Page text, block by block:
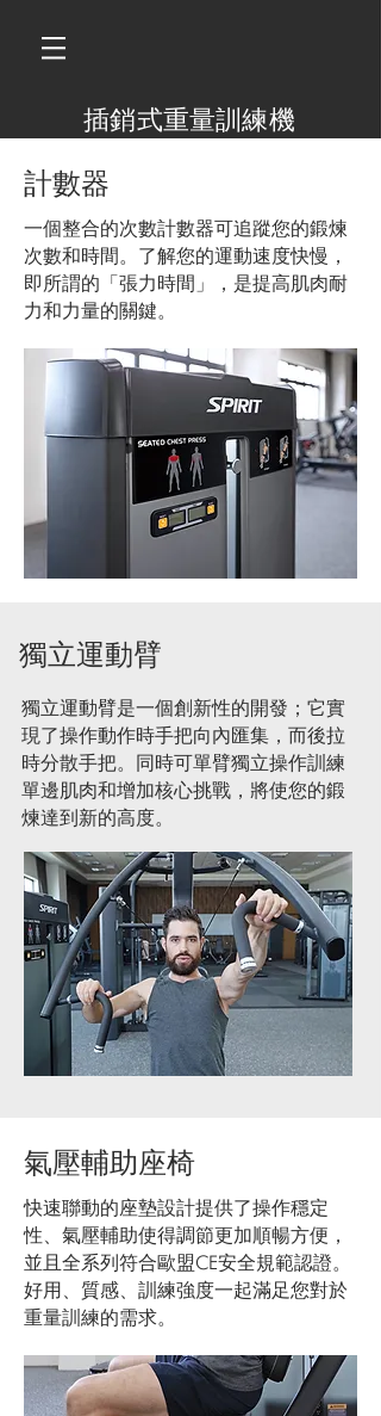
​插銷式重量訓練機
計數器
一個整合的次數計數器可追蹤您的鍛煉
次數和時間。了解您的運動速度快慢，
即所謂的「張力時間」，是提高肌肉耐
力和力量的關鍵。
獨立運動臂
獨立運動臂是一個創新性的開發；它實
現了操作動作時手把向內匯集，而後拉
時分散手把。同時可單臂獨立操作訓練
單邊肌肉和增加核心挑戰，將使您的鍛
煉達到新的高度。
氣壓輔助座椅
快速聯動的座墊設計提供了操作穩定
性、氣壓輔助使得調節更加順暢方便，
並且全系列符合歐盟CE安全規範認證。
好用、質感、訓練強度一起滿足您對於
重量訓練的需求。